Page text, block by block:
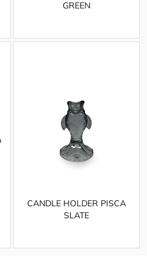
GREEN
CANDLE HOLDER PISCA
SLATE